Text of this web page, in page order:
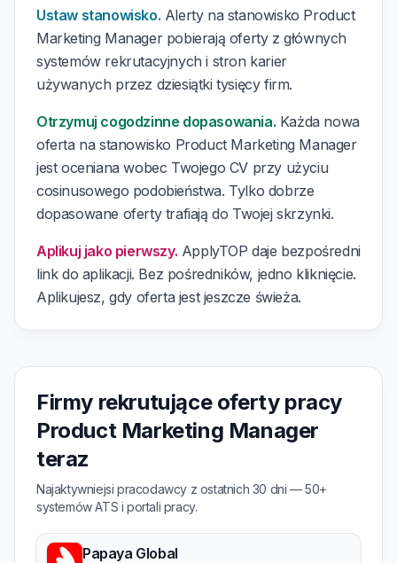
Ustaw stanowisko. Alerty na stanowisko Product
Marketing Manager pobierają oferty z głównych
systemów rekrutacyjnych i stron karier
używanych przez dziesiątki tysięcy firm.
Otrzymuj cogodzinne dopasowania. Każda nowa
oferta na stanowisko Product Marketing Manager
jest oceniana wobec Twojego CV przy użyciu
cosinusowego podobieństwa. Tylko dobrze
dopasowane oferty trafiają do Twojej skrzynki.
Aplikuj jako pierwszy. ApplyTOP daje bezpośredni
link do aplikacji. Bez pośredników, jedno kliknięcie.
Aplikujesz, gdy oferta jest jeszcze świeża.
Firmy rekrutujące oferty pracy
Product Marketing Manager
teraz
Najaktywniejsi pracodawcy z ostatnich 30 dni — 50+
systemów ATS i portali pracy.
Papaya Global